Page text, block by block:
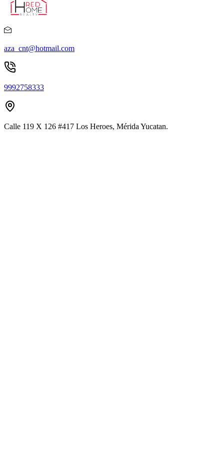
aza_cnt@hotmail.com
9992758333
Calle 119 X 126 #417 Los Heroes, Mérida Yucatan.